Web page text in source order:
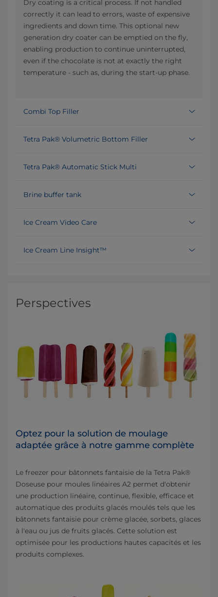
Dry coating is a critical process. If not handled
correctly it can lead to errors, waste of expensive
ingredients and down time. This optional new
generation dry coater can be emptied on the fly,
enabling production to continue uninterrupted,
even if the chocolate is not at exactly the right
temperature - such as, during the start-up phase.
Combi Top Filler
Tetra Pak® Volumetric Bottom Filler
Tetra Pak® Automatic Stick Multi
Brine buffer tank
Ice Cream Video Care
Ice Cream Line Insight™
Perspectives
Optez pour la solution de moulage
adaptée grâce à notre gamme complète
Le freezer pour bâtonnets fantaisie de la Tetra Pak®
Doseuse pour moules linéaires A2 permet d'obtenir
une production linéaire, continue, flexible, efficace et
automatique des produits glacés moulés tels que les
bâtonnets fantaisie pour crème glacée, sorbets, glaces
à l'eau ou jus de fruits glacés. Cette solution est
optimisée pour les productions hautes capacités et les
produits complexes.